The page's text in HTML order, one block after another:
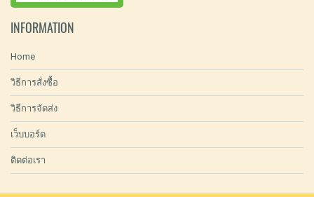
INFORMATION
Home
วิธีการสั่งซื้อ
วิธีการจัดส่ง
เว็บบอร์ด
ติดต่อเรา